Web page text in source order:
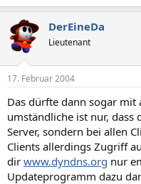
DerEineDa
Lieutenant
17. Februar 2004
Das dürfte dann sogar mit
umständliche ist nur, dass
Server, sondern bei allen
Clients allerdings Zugriff
dir www.dyndns.org nur
Updateprogramm dazu